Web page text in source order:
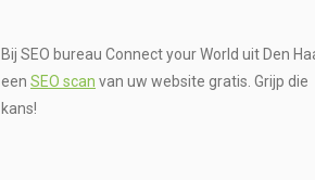
Bij SEO bureau Connect your World uit Den
een SEO scan van uw website gratis. Grijp die
kans!